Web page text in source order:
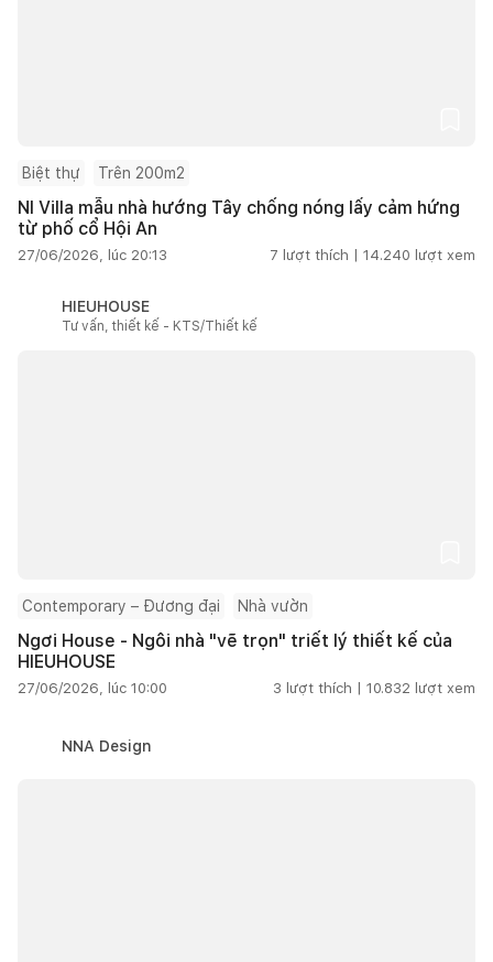
Biệt thự Trên 200m2
NI Villa mẫu nhà hướng Tây chống nóng lấy cảm hứng
từ phố cổ Hội An
27/06/2026, lúc 20:13 7 lượt thích | 14.240 lượt xem
HIEUHOUSE
Tư vấn, thiết kế - KTS/Thiết kế
Contemporary – Đương đại Nhà vườn
Ngơi House - Ngôi nhà "vẽ trọn" triết lý thiết kế của
HIEUHOUSE
27/06/2026, lúc 10:00 3 lượt thích | 10.832 lượt xem
NNA Design